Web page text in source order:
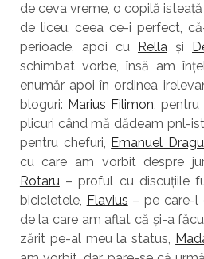
de ceva vreme, o copilă
de liceu, ceea ce-i perfect,
perioade, apoi cu Rellași
schimbat vorbe, însă am
enumăr apoi în ordinea
bloguri: Marius Filimon, pentru
plicuri când mă dădeam pnl-
pentru chefuri, Emanuel
cu care am vorbit despre
Rotaru– proful cu discuțiile
bicicletele, Flavius – pe care-l
de la care am aflat că și-a
zărit pe-al meu la status,